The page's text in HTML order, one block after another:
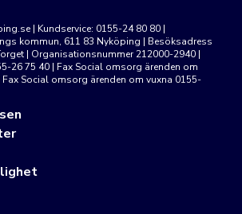
| Kundservice: 0155-24 80 80 |
kommun, 611 83 Nyköping | Besöksadress
| Organisationsnummer 212000-2940 |
26 75 40 | Fax Social omsorg ärenden om
Social omsorg ärenden om vuxna 0155-